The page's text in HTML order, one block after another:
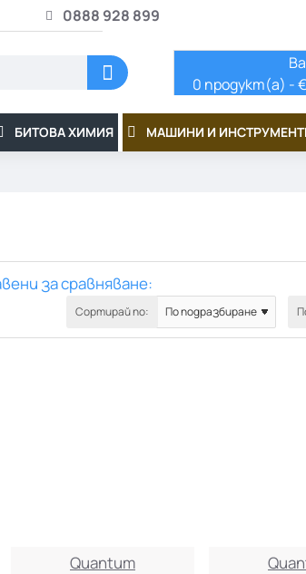
0888 928 899
0 продукт(а) -
БИТОВА ХИМИЯ МАШИНИ И
за сравняване:
Сортирай по:
Quantum